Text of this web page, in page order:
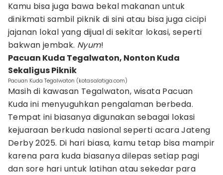
Kamu bisa juga bawa bekal makanan untuk
dinikmati sambil piknik di sini atau bisa juga cicipi
jajanan lokal yang dijual di sekitar lokasi, seperti
bakwan jembak. Nyum!
Pacuan Kuda Tegalwaton, Nonton Kuda
Sekaligus Piknik
Pacuan Kuda Tegalwaton (kotasalatiga.com)
Masih di kawasan Tegalwaton, wisata Pacuan
Kuda ini menyuguhkan pengalaman berbeda.
Tempat ini biasanya digunakan sebagai lokasi
kejuaraan berkuda nasional seperti acara Jateng
Derby 2025. Di hari biasa, kamu tetap bisa mampir
karena para kuda biasanya dilepas setiap pagi
dan sore hari untuk latihan atau sekedar para